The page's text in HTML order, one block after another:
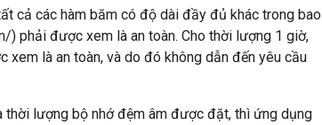
cả các hàm băm có độ dài đầy đủ khác trong bao
) phải được xem là an toàn. Cho thời lượng 1 giờ,
là an toàn, và do đó không dẫn đến yêu cầu
thời lượng bộ nhớ đệm âm được đặt, thì ứng dụng